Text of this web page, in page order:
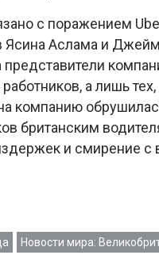
с поражением
Ясина Аслама и
представители
а лишь
компанию
британским
и смирение
Новости мира: